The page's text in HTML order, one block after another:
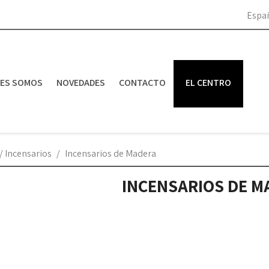
SOMOS NOVEDADES CONTACTO EL CENTRO
Incensarios Incensarios de Madera
INCENSARIOS DE